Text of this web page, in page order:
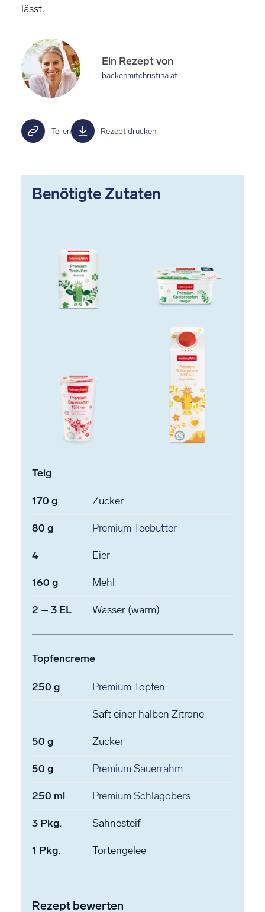
lässt.
Ein Rezept von
backenmitchristina.at
Teilen Rezept drucken
Benötigte Zutaten
Teig
170 g Zucker
80 g Premium Teebutter
4 Eier
160 g Mehl
2 – 3 EL Wasser (warm)
Topfencreme
250 g Premium Topfen
Saft einer halben Zitrone
50 g Zucker
50 g Premium Sauerrahm
250 ml Premium Schlagobers
3 Pkg. Sahnesteif
1 Pkg. Tortengelee
Rezept bewerten